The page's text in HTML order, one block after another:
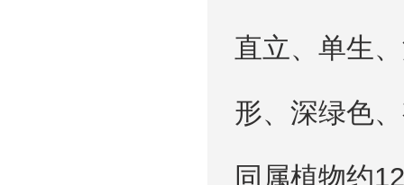
直立、单生
形、深绿色
同属植物约